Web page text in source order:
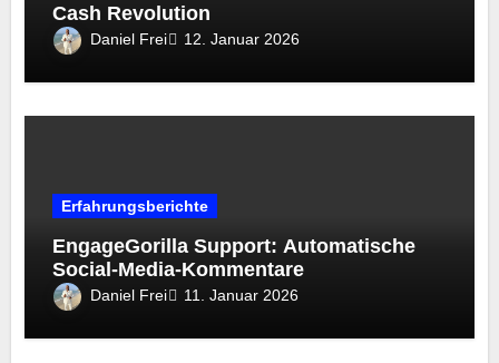
Cash Revolution
Daniel Frei 12. Januar 2026
Erfahrungsberichte
EngageGorilla Support: Automatische
Social-Media-Kommentare
Daniel Frei 11. Januar 2026